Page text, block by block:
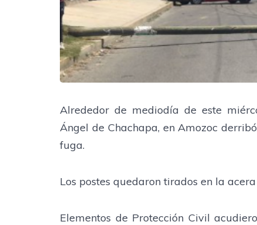
Alrededor de mediodía de este
Ángel de Chachapa, en Amozoc
fuga.
Los postes quedaron tirados en la
Elementos de Protección Civil